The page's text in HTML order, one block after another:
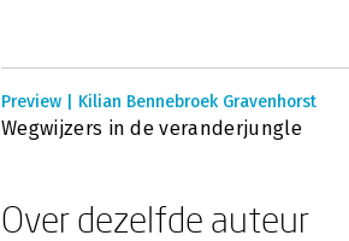
Preview | Kilian Bennebroek Gravenhorst
Wegwijzers in de veranderjungle
Over dezelfde auteur